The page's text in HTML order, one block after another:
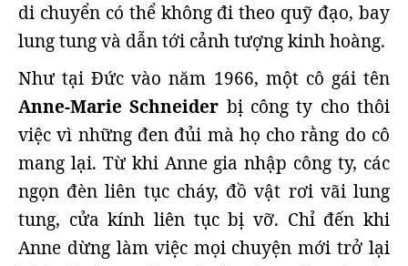
di chuyển có thể không đi theo quỹ đạo, bay
lung tung và dẫn tới cảnh tượng kinh hoàng.
Như tại Đức vào năm 1966, một cô gái tên
Anne-Marie Schneider bị công ty cho thôi
việc vì những đen đủi mà họ cho rằng do cô
mang lại. Từ khi Anne gia nhập công ty, các
ngọn đèn liên tục cháy, đồ vật rơi vãi lung
tung, cửa kính liên tục bị vỡ. Chỉ đến khi
Anne dừng làm việc mọi chuyện mới trở lại